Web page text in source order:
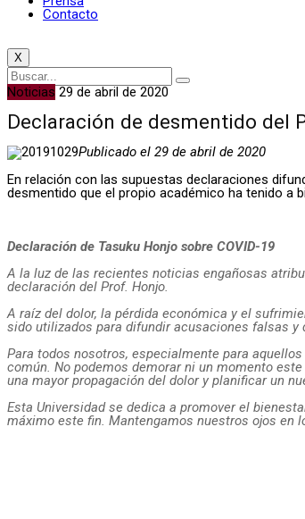
Contacto
X
Noticias 29 de abril de 2020
Declaración de desmentido del
Publicado el 29 de abril de 2020
En relación con las supuestas declaraciones
desmentido que el propio académico ha tenido a
Declaración de Tasuku Honjo sobre COVID-19
A la luz de las recientes noticias engañosas
declaración del Prof. Honjo.
A raíz del dolor, la pérdida económica y el
sido utilizados para difundir acusaciones falsas y
Para todos nosotros, especialmente para
común. No podemos demorar ni un momento
una mayor propagación del dolor y planificar un
Esta Universidad se dedica a promover el
máximo este fin. Mantengamos nuestros ojos en